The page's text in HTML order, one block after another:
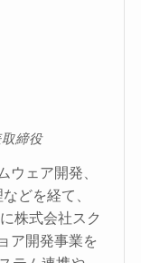
締役
ウェア開発、
どを経て、
株式会社スク
ア開発事業を